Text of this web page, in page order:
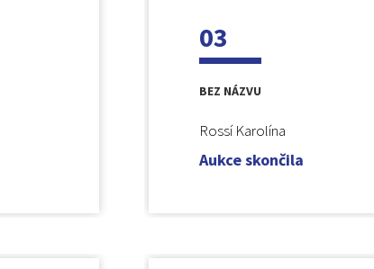
03
BEZ NÁZVU
Rossí Karolína
Aukce skončila